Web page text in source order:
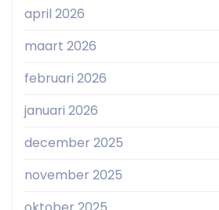
april 2026
maart 2026
februari 2026
januari 2026
december 2025
november 2025